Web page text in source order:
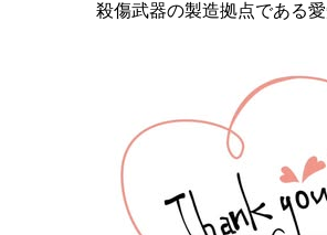
殺傷武器の製造拠点である